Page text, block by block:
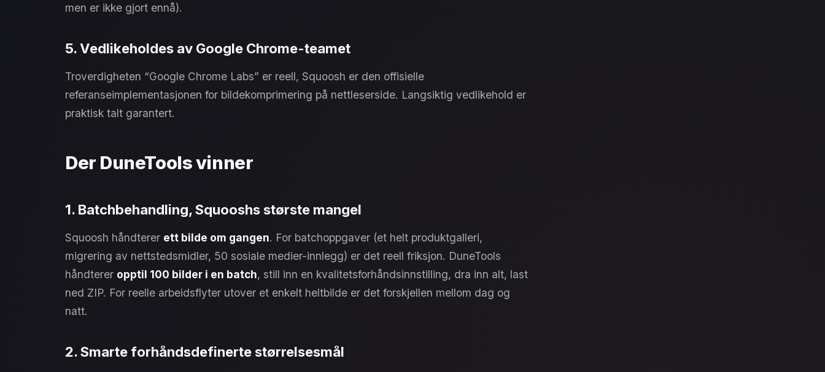
men er ikke gjort ennå).
5. Vedlikeholdes av Google Chrome-teamet
Troverdigheten “Google Chrome Labs” er reell, Squoosh er den offisielle
referanseimplementasjonen for bildekomprimering på nettleserside. Langsiktig vedlikehold er
praktisk talt garantert.
Der DuneTools vinner
1. Batchbehandling, Squooshs største mangel
Squoosh håndterer ett bilde om gangen. For batchoppgaver (et helt produktgalleri,
migrering av nettstedsmidler, 50 sosiale medier-innlegg) er det reell friksjon. DuneTools
håndterer opptil 100 bilder i en batch, still inn en kvalitetsforhåndsinnstilling, dra inn alt, last
ned ZIP. For reelle arbeidsflyter utover et enkelt heltbilde er det forskjellen mellom dag og
natt.
2. Smarte forhåndsdefinerte størrelsesmål